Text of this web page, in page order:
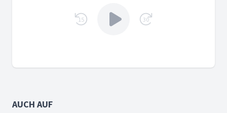
15 30
AUCH AUF